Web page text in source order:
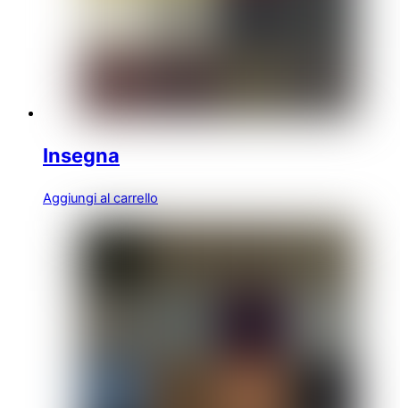
Insegna
Aggiungi al carrello